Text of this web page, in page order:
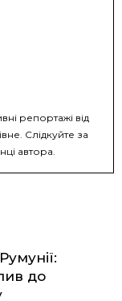
репортажі від
Слідкуйте за
автора.
до